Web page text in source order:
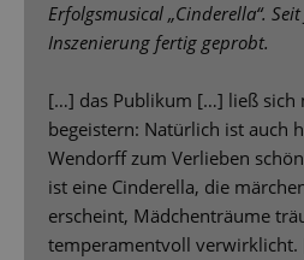
Erfolgsmusical „Cinderella“.
Inszenierung fertig geprobt.
[…] das Publikum […] ließ sich
begeistern: Natürlich ist auch
Wendorff zum Verlieben
ist eine Cinderella, die
erscheint, Mädchenträume
temperamentvoll verwirklicht.